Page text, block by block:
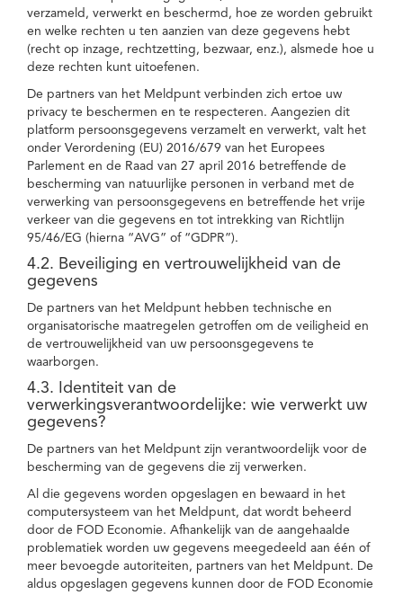
verzameld, verwerkt en beschermd, hoe ze worden gebruikt
en welke rechten u ten aanzien van deze gegevens hebt
(recht op inzage, rechtzetting, bezwaar, enz.), alsmede hoe u
deze rechten kunt uitoefenen.
De partners van het Meldpunt verbinden zich ertoe uw
privacy te beschermen en te respecteren. Aangezien dit
platform persoonsgegevens verzamelt en verwerkt, valt het
onder Verordening (EU) 2016/679 van het Europees
Parlement en de Raad van 27 april 2016 betreffende de
bescherming van natuurlijke personen in verband met de
verwerking van persoonsgegevens en betreffende het vrije
verkeer van die gegevens en tot intrekking van Richtlijn
95/46/EG (hierna “AVG” of “GDPR”).
4.2. Beveiliging en vertrouwelijkheid van de
gegevens
De partners van het Meldpunt hebben technische en
organisatorische maatregelen getroffen om de veiligheid en
de vertrouwelijkheid van uw persoonsgegevens te
waarborgen.
4.3. Identiteit van de
verwerkingsverantwoordelijke: wie verwerkt uw
gegevens?
De partners van het Meldpunt zijn verantwoordelijk voor de
bescherming van de gegevens die zij verwerken.
Al die gegevens worden opgeslagen en bewaard in het
computersysteem van het Meldpunt, dat wordt beheerd
door de FOD Economie. Afhankelijk van de aangehaalde
problematiek worden uw gegevens meegedeeld aan één of
meer bevoegde autoriteiten, partners van het Meldpunt. De
aldus opgeslagen gegevens kunnen door de FOD Economie